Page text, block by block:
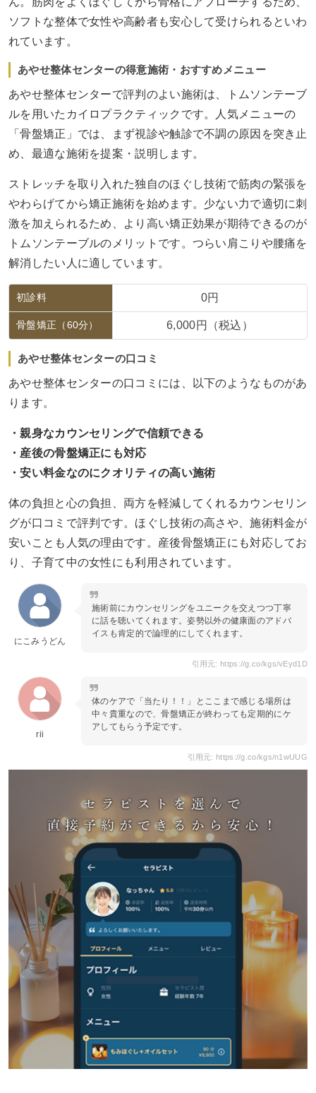
ソフトな整体で女性や高齢者も安心して受けられるといわ
れています。
あやせ整体センターの得意施術・おすすめメニュー
あやせ整体センターで評判のよい施術は、トムソンテーブ
ルを用いたカイロプラクティックです。人気メニューの
「骨盤矯正」では、まず視診や触診で不調の原因を突き止
め、最適な施術を提案・説明します。
ストレッチを取り入れた独自のほぐし技術で筋肉の緊張を
やわらげてから矯正施術を始めます。少ない力で適切に刺
激を加えられるため、より高い矯正効果が期待できるのが
トムソンテーブルのメリットです。つらい肩こりや腰痛を
解消したい人に適しています。
初診料 0円
骨盤矯正（60分） 6,000円（税込）
あやせ整体センターの口コミ
あやせ整体センターの口コミには、以下のようなものがあ
ります。
・親身なカウンセリングで信頼できる
・産後の骨盤矯正にも対応
・安い料金なのにクオリティの高い施術
体の負担と心の負担、両方を軽減してくれるカウンセリン
グが口コミで評判です。ほぐし技術の高さや、施術料金が
安いことも人気の理由です。産後骨盤矯正にも対応してお
り、子育て中の女性にも利用されています。
にこみうどん
施術前にカウンセリングをユニークを交えつつ丁寧
に話を聴いてくれます。姿勢以外の健康面のアドバ
イスも肯定的で論理的にしてくれます。
引用元: https://g.co/kgs/vEyd1D
rii
体のケアで「当たり！！」とここまで感じる場所は
中々貴重なので、骨盤矯正が終わっても定期的にケ
アしてもらう予定です。
引用元: https://g.co/kgs/n1wUUG